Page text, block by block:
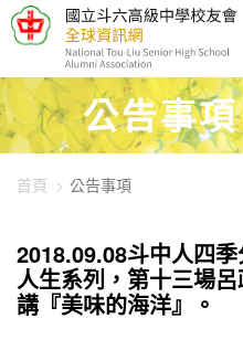
448-1382
公告事項
首頁 公告事項
2018.09.08斗中人四
人生系列，第十三場
講『美味的海洋』。